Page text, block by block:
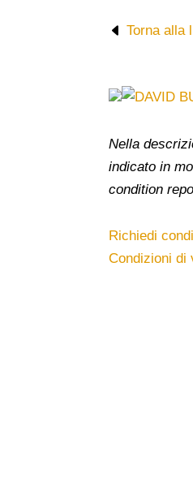
Torna alla
Nella
indicato in
condition
Richiedi
Condizioni di